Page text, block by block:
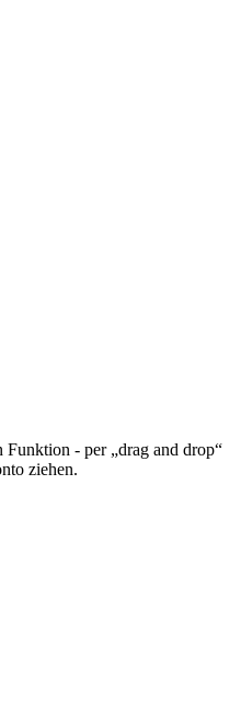
- per „drag and drop“
ziehen.